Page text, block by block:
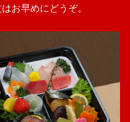
お早めにどうぞ。